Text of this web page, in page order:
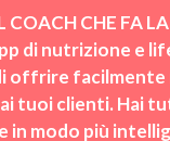
di nutrizione e
offrire facilmente
tuoi clienti. Hai
in modo più